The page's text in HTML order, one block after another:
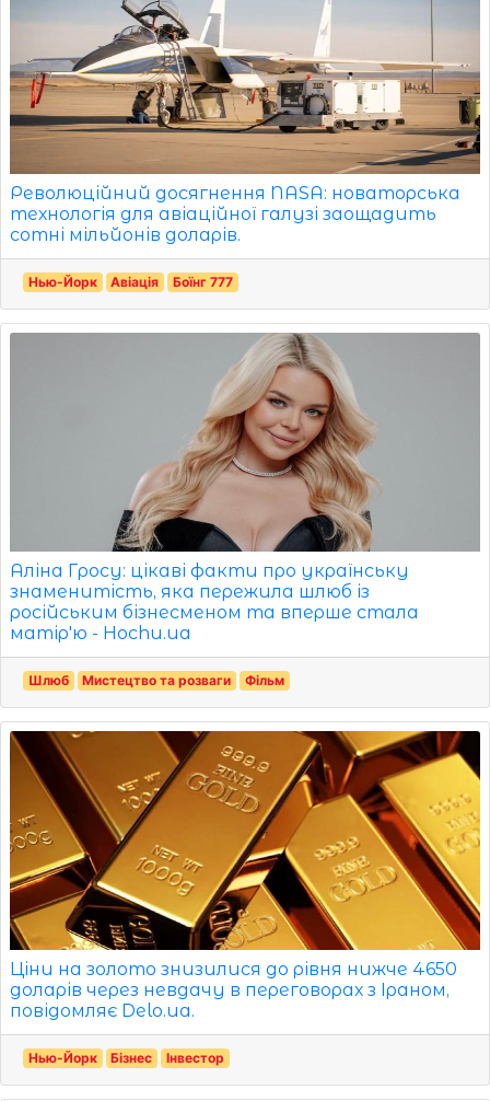
Революційний досягнення NASA: новаторська
технологія для авіаційної галузі заощадить
сотні мільйонів доларів.
Нью-Йорк Авіація Боїнг 777
Аліна Гросу: цікаві факти про українську
знаменитість, яка пережила шлюб із
російським бізнесменом та вперше стала
матір'ю - Hochu.ua
Шлюб Мистецтво та розваги Фільм
Ціни на золото знизилися до рівня нижче 4650
доларів через невдачу в переговорах з Іраном,
повідомляє Delo.ua.
Нью-Йорк Бізнес Інвестор